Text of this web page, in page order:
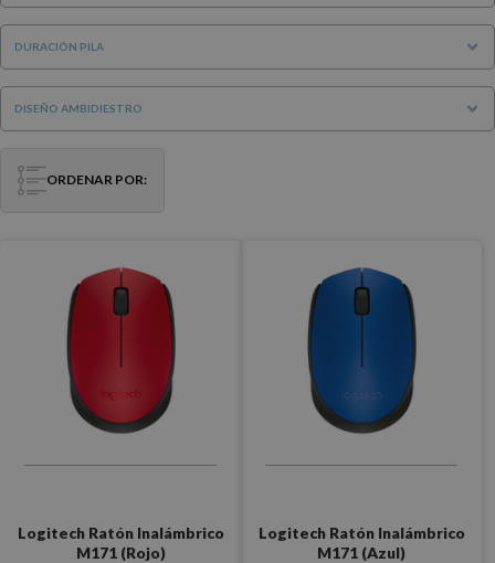
DURACIÓN PILA
DISEÑO AMBIDIESTRO
ORDENAR POR:
Logitech Ratón Inalámbrico
M171 (Rojo)
Logitech Ratón Inalámbrico
M171 (Azul)